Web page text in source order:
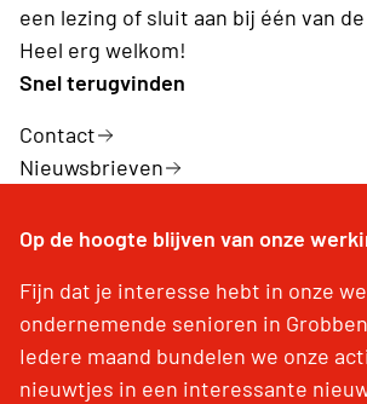
een lezing of sluit aan bij één van
Heel erg welkom!
Snel terugvinden
Contact
Nieuwsbrieven
Op de hoogte blijven van onze
Fijn dat je interesse hebt in onze
ondernemende senioren in
Iedere maand bundelen we onze
nieuwtjes in een interessante